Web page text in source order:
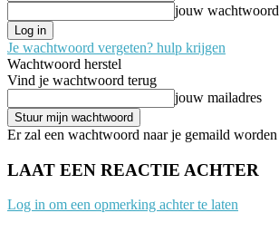
jouw wachtwoord
Je wachtwoord vergeten? hulp krijgen
Wachtwoord herstel
Vind je wachtwoord terug
jouw mailadres
Er zal een wachtwoord naar je gemaild worden
LAAT EEN REACTIE ACHTER
Log in om een opmerking achter te laten